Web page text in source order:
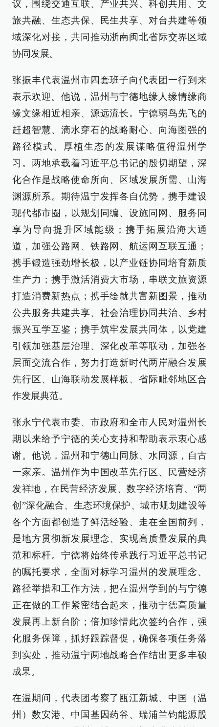
议，围绕交通互联、产业共兴、科创共用、文
旅共融、生态共保、民生共享、对台共建等领
域深化对接，共同推动浙南闽北省际交界区域
协同发展。
张振丰代表温州市四套班子向代表团一行到来
表示欢迎。他说，温州与宁德地缘人缘情缘商
缘文缘相近相亲、源远流长。宁德弱鸟先飞的
赶超智慧、滴水穿石的战略耐心、向海图强的
路径模式、厚植生态的发展谋略值得温州学
习。两地承载着习近平总书记的殷切期望，深
化合作是战略使命所向、区域发展所需、山海
渊源所系。期待温宁发挥各自优势，携手建设
现代都市圈，以规划同编、设施同网、服务同
享为导向提升区域能级；携手拓展沿海大通
道，加强公路网、铁路网、航运网互联互通；
携手锻造强劲增长极，以产业链协同培育新质
生产力；携手激活消费大市场，串联文旅资源
打造消费新热点；携手绘就共富新图景，推动
公共服务共建共享、社会治理协同共治、乡村
振兴互学互鉴；携手筑牢发展共同体，以党建
引领加强基层治理、深化改革等联动，加强各
层面交流合作，努力打造新时代两岸融合发展
先行区、山海联动发展样板、省际毗邻地区合
作发展典范。
张永宁代表市委、市政府和全市人民对温州长
期以来给予宁德的关心支持和帮助表示衷心感
谢。他说，温州和宁德山同脉、水同源，自古
一家亲。温州作为中国改革先行区、民营经济
发祥地，在民营经济发展、数字经济培育、“两
创”深化融合、生态环境保护、城市规划建设等
各个方面都创造了鲜活经验、走在全国前列，
是地方贯彻新发展理念、实现高质量发展的典
范和标杆。宁德将始终传承践行习近平总书记
的嘱托要求，全面对标学习温州的发展理念、
路径举措和工作方法，把在温州学到的与宁德
正在做的工作紧密结合起来，推动宁德高质量
发展再上新台阶；倍加珍惜此次签约合作，强
化服务保障，抓好跟踪督促，确保各项任务落
到实处，推动温宁两地战略合作结出更多丰硕
成果。
在温期间，代表团考察了瓯江新城、中国（温
州）数安港、中国基因药谷、瑞浦兰钧能源股